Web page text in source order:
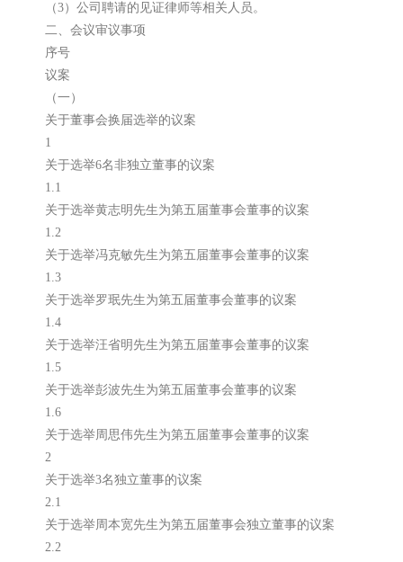
（3）公司聘请的见证律师等相关人员。
二、会议审议事项
序号
议案
（一）
关于董事会换届选举的议案
1
关于选举6名非独立董事的议案
1.1
关于选举黄志明先生为第五届董事会董事的议案
1.2
关于选举冯克敏先生为第五届董事会董事的议案
1.3
关于选举罗珉先生为第五届董事会董事的议案
1.4
关于选举汪省明先生为第五届董事会董事的议案
1.5
关于选举彭波先生为第五届董事会董事的议案
1.6
关于选举周思伟先生为第五届董事会董事的议案
2
关于选举3名独立董事的议案
2.1
关于选举周本宽先生为第五届董事会独立董事的议案
2.2